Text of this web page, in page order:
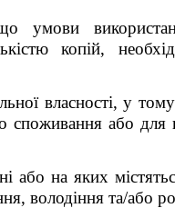
умови
копій,
власності, у
споживання або
на яких
володіння та/або